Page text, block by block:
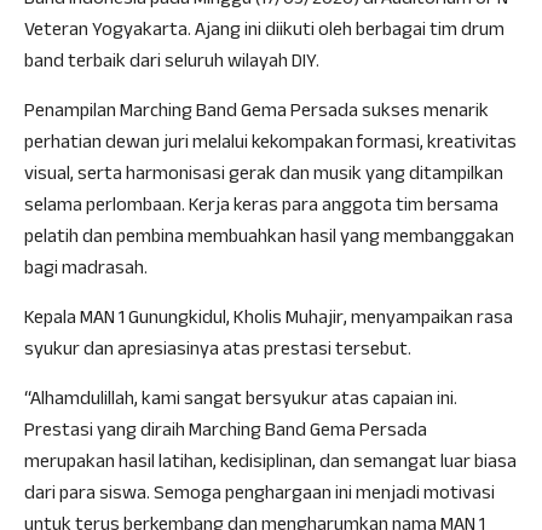
Veteran Yogyakarta. Ajang ini diikuti oleh berbagai tim drum
band terbaik dari seluruh wilayah DIY.
Penampilan Marching Band Gema Persada sukses menarik
perhatian dewan juri melalui kekompakan formasi, kreativitas
visual, serta harmonisasi gerak dan musik yang ditampilkan
selama perlombaan. Kerja keras para anggota tim bersama
pelatih dan pembina membuahkan hasil yang membanggakan
bagi madrasah.
Kepala MAN 1 Gunungkidul, Kholis Muhajir, menyampaikan rasa
syukur dan apresiasinya atas prestasi tersebut.
“Alhamdulillah, kami sangat bersyukur atas capaian ini.
Prestasi yang diraih Marching Band Gema Persada
merupakan hasil latihan, kedisiplinan, dan semangat luar biasa
dari para siswa. Semoga penghargaan ini menjadi motivasi